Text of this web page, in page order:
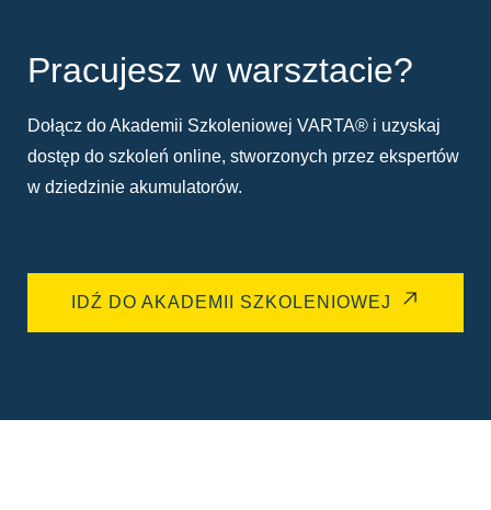
Pracujesz w warsztacie?
Dołącz do Akademii Szkoleniowej VARTA® i uzyskaj
dostęp do szkoleń online, stworzonych przez ekspertów
w dziedzinie akumulatorów.
IDŹ DO AKADEMII SZKOLENIOWEJ